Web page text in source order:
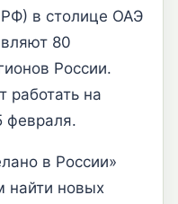
в столице ОАЭ
80
России.
работать на
февраля.
в России»
найти новых